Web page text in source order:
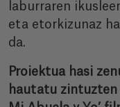
laburraren
eta etorkizunaz
da.
Proiektua hasi
hautatu zintuzten